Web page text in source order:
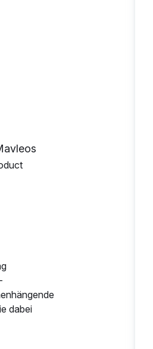
dabei